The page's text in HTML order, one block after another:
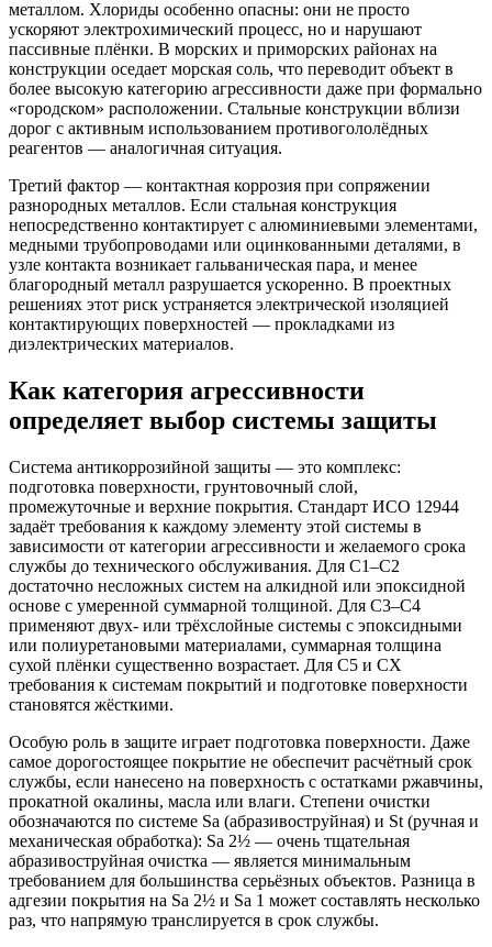
металлом. Хлориды особенно опасны: они не просто
ускоряют электрохимический процесс, но и нарушают
пассивные плёнки. В морских и приморских районах на
конструкции оседает морская соль, что переводит объект в
более высокую категорию агрессивности даже при формально
«городском» расположении. Стальные конструкции вблизи
дорог с активным использованием противогололёдных
реагентов — аналогичная ситуация.
Третий фактор — контактная коррозия при сопряжении
разнородных металлов. Если стальная конструкция
непосредственно контактирует с алюминиевыми элементами,
медными трубопроводами или оцинкованными деталями, в
узле контакта возникает гальваническая пара, и менее
благородный металл разрушается ускоренно. В проектных
решениях этот риск устраняется электрической изоляцией
контактирующих поверхностей — прокладками из
диэлектрических материалов.
Как категория агрессивности
определяет выбор системы защиты
Система антикоррозийной защиты — это комплекс:
подготовка поверхности, грунтовочный слой,
промежуточные и верхние покрытия. Стандарт ИСО 12944
задаёт требования к каждому элементу этой системы в
зависимости от категории агрессивности и желаемого срока
службы до технического обслуживания. Для C1–C2
достаточно несложных систем на алкидной или эпоксидной
основе с умеренной суммарной толщиной. Для C3–C4
применяют двух- или трёхслойные системы с эпоксидными
или полиуретановыми материалами, суммарная толщина
сухой плёнки существенно возрастает. Для C5 и CX
требования к системам покрытий и подготовке поверхности
становятся жёсткими.
Особую роль в защите играет подготовка поверхности. Даже
самое дорогостоящее покрытие не обеспечит расчётный срок
службы, если нанесено на поверхность с остатками ржавчины,
прокатной окалины, масла или влаги. Степени очистки
обозначаются по системе Sa (абразивоструйная) и St (ручная и
механическая обработка): Sa 2½ — очень тщательная
абразивоструйная очистка — является минимальным
требованием для большинства серьёзных объектов. Разница в
адгезии покрытия на Sa 2½ и Sa 1 может составлять несколько
раз, что напрямую транслируется в срок службы.